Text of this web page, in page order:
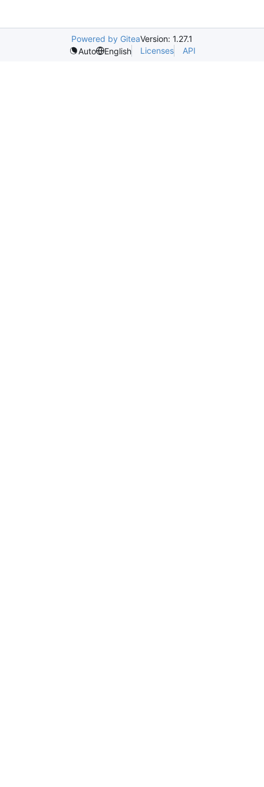
Powered by GiteaVersion: 1.27.1
Auto
English Licenses API